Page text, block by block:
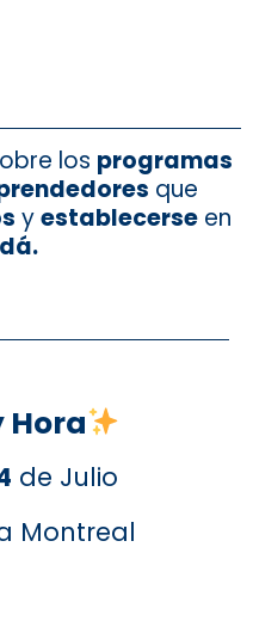
los programas
que
yestablecerseen
Hora
de Julio
Montreal